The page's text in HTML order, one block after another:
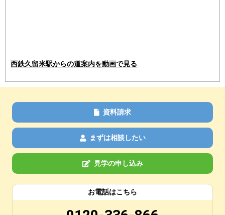
西鉄久留米駅からの道案内を動画で見る
資料請求
まずは相談したい
見学の申し込み
お電話はこちら